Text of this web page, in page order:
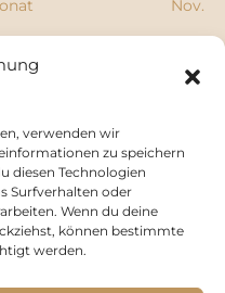
verwenden wir
zu speichern
diesen Technologien
Surfverhalten oder
Wenn du deine
können bestimmte
werden.
Nov.